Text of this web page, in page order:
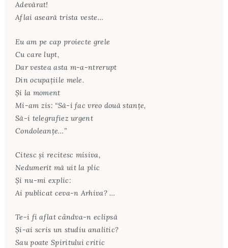
Adevărat!
Aflai aseară trista veste…
Eu am pe cap proiecte grele
Cu care lupt,
Dar vestea asta m-a-ntrerupt
Din ocupaţiile mele.
Și la moment
Mi-am zis: “Să-i fac vreo două stanţe,
Să-i telegrafiez urgent
Condoleanţe…”
Citesc şi recitesc misiva,
Nedumerit mă uit la plic
Şi nu-mi explic:
Ai publicat ceva-n Arhiva? …
Te-i fi aflat cândva-n eclipsă
Şi-ai scris un studiu analitic?
Sau poate Spiritului critic